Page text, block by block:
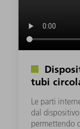
tubi
Le parti
dal
permettendo